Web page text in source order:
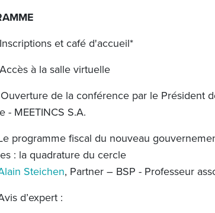
et café d'accueil*
à la salle virtuelle
de la conférence par le Président
- MEETINCS S.A.
programme fiscal du nouveau
: la quadrature du cercle
Steichen, Partner – BSP - Professeur
d’expert :